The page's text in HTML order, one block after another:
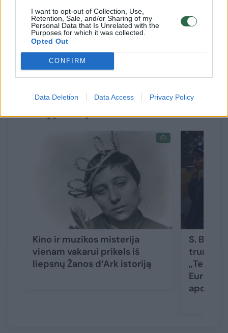
I want to opt-out of Collection, Use,
Retention, Sale, and/or Sharing of my
Personal Data that Is Unrelated with the
Purposes for which it was collected.
Opted Out
CONFIRM
Data Deletion Data Access Privacy Policy
Anot organizatorių, „Scanorama“ dvidešimtąjį
jubiliejų kvies švęsti su Larso von Triero
„Karalijos: egzodo“ serijomis. Šio režisieriaus
kūryba buvo rodoma pačiame pirmajame
festivalyje.
Susiję straipsniai
Kino ir muzikos misterija
vienam vakarui prikels iš
liepsnų Žanos d‘Ark istoriją
S.